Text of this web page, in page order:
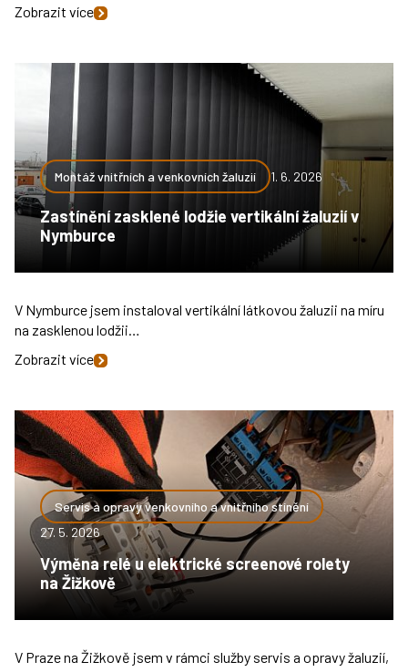
Zobrazit více
Montáž vnitřních a venkovních žaluzií 1. 6. 2026
Zastínění zasklené lodžie vertikální žaluzií v
Nymburce
V Nymburce jsem instaloval vertikální látkovou žaluzii na míru
na zasklenou lodžii…
Zobrazit více
Servis a opravy venkovního a vnitřního stínění
27. 5. 2026
Výměna relé u elektrické screenové rolety
na Žižkově
V Praze na Žižkově jsem v rámci služby servis a opravy žaluzií,